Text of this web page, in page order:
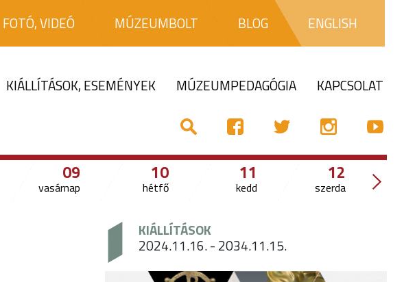
FOTÓ, VIDEÓ MÚZEUMBOLT BLOG ENGLISH
KIÁLLÍTÁSOK, ESEMÉNYEK MÚZEUMPEDAGÓGIA KAPCSOLAT
09
vasárnap
10
hétfő
11
kedd
12
szerda
KIÁLLÍTÁSOK
2024.11.16. - 2034.11.15.